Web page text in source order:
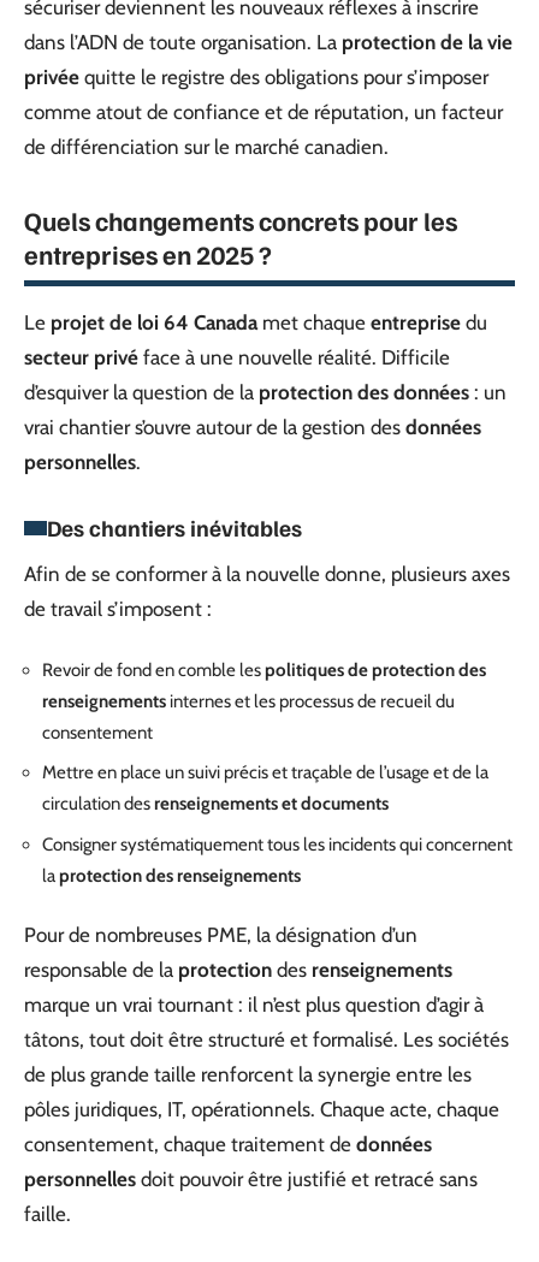
sécuriser deviennent les nouveaux réflexes à inscrire
dans l’ADN de toute organisation. La protection de la vie
privée quitte le registre des obligations pour s’imposer
comme atout de confiance et de réputation, un facteur
de différenciation sur le marché canadien.
Quels changements concrets pour les
entreprises en 2025 ?
Le projet de loi 64 Canadamet chaque entreprise du
secteur privé face à une nouvelle réalité. Difficile
d’esquiver la question de la protection des données : un
vrai chantier s’ouvre autour de la gestion des données
personnelles.
Des chantiers inévitables
Afin de se conformer à la nouvelle donne, plusieurs axes
de travail s’imposent :
Revoir de fond en comble lespolitiques de protection des
renseignements internes et les processus de recueil du
consentement
Mettre en place un suivi précis et traçable de l’usage et de la
circulation desrenseignements et documents
Consigner systématiquement tous les incidents qui concernent
laprotection des renseignements
Pour de nombreuses PME, la désignation d’un
responsable de la protection des renseignements
marque un vrai tournant : il n’est plus question d’agir à
tâtons, tout doit être structuré et formalisé. Les sociétés
de plus grande taille renforcent la synergie entre les
pôles juridiques, IT, opérationnels. Chaque acte, chaque
consentement, chaque traitement de données
personnelles doit pouvoir être justifié et retracé sans
faille.